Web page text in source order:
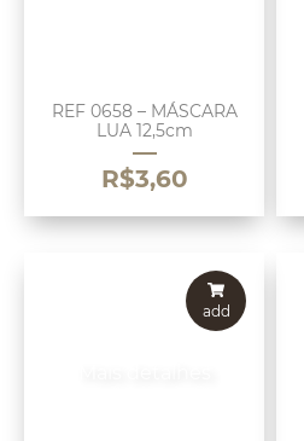
REF 0658 – MÁSCARA
LUA 12,5cm
R$3,60
add